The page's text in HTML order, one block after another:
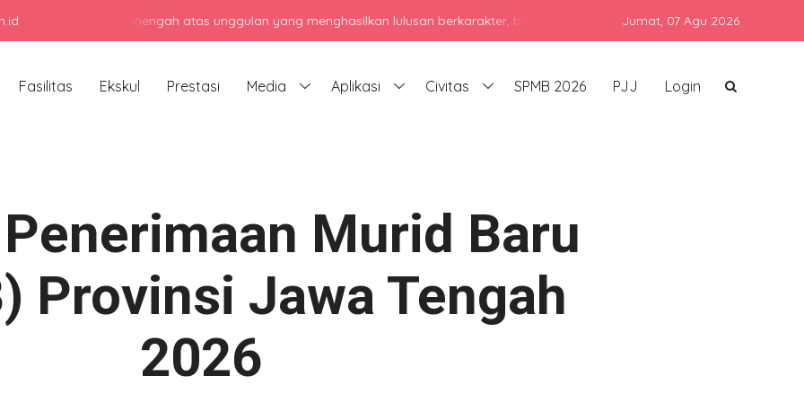
atas unggulan yang menghasilkan lulusan berkarakter, berprestasi, dan siap bersaing di era global dengan tetap menjunjung
Jumat, 07 Agu 2026
Fasilitas Ekskul Prestasi Media Aplikasi Civitas SPMB 2026 PJJ Login
Murid Baru
Provinsi Jawa Tengah
2026